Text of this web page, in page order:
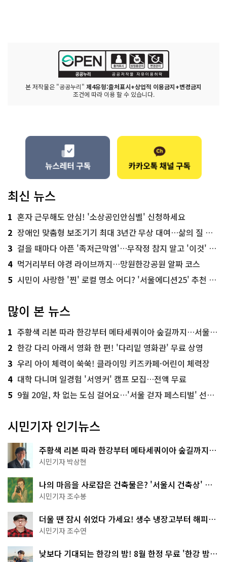
본 저작물은 "공공누리" 제4유형:출처표시+상업적 이용금지+변경금지
조건에 따라 이용 할 수 있습니다.
최신 뉴스
1 혼자 근무해도 안심! '소상공인안심벨' 신청하세요
2 장애인 맞춤형 보조기기 최대 3년간 무상 대여…삶의 질 높인다
3 걸을 때마다 아픈 '족저근막염'…무작정 참지 말고 '이것' 해보세요!
4 먹거리부터 야경 라이브까지…망원한강공원 알짜 코스
5 시민이 사랑한 '찐' 로컬 명소 어디? '서울에디션25' 추천 코스
많이 본 뉴스
1 주황색 리본 따라 한강부터 메타세쿼이아 숲길까지…서울둘레길 15코스
2 한강 다리 아래서 영화 한 편! '다리밑 영화관' 무료 상영
3 우리 아이 체력이 쑥쑥! 클라이밍 키즈카페·어린이 체력장
4 대학 다니며 일경험 '서영커' 캠프 모집…전액 무료
5 9월 20일, 차 없는 도심 걸어요…'서울 걷자 페스티벌' 선착순 5천명
시민기자 인기뉴스
주황색 리본 따라 한강부터 메타세쿼이아 숲길까지…
서울둘레길 15코스
시민기자 박상현
나의 마음을 사로잡은 건축물은? '서울시 건축상' 수
상작 공개!
시민기자 조수봉
더울 땐 잠시 쉬었다 가세요! 생수 냉장고부터 해피소
·무더위쉼터까지
시민기자 조수연
낮보다 기대되는 한강의 밤! 8월 한정 무료 '한강 밤